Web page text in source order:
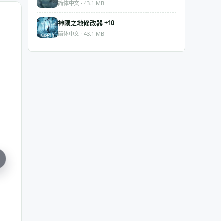
简体中文 · 43.1 MB
神陨之地修改器 +10
简体中文 · 43.1 MB